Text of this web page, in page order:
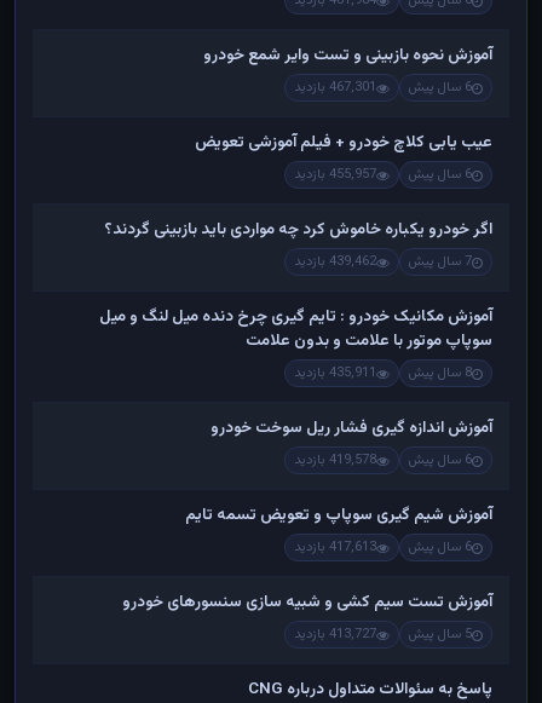
آموزش نحوه بازبینی و تست وایر شمع خودرو
6 سال پیش 467,301 بازدید
عیب یابی کلاچ خودرو + فیلم آموزشی تعویض
6 سال پیش 455,957 بازدید
اگر خودرو یکباره خاموش کرد چه مواردی باید بازبینی گردند؟
7 سال پیش 439,462 بازدید
آموزش مکانیک خودرو : تایم گیری چرخ دنده میل لنگ و میل
سوپاپ موتور با علامت و بدون علامت
8 سال پیش 435,911 بازدید
آموزش اندازه گیری فشار ریل سوخت خودرو
6 سال پیش 419,578 بازدید
آموزش شیم گیری سوپاپ و تعویض تسمه تایم
6 سال پیش 417,613 بازدید
آموزش تست سیم کشی و شبیه سازی سنسورهای خودرو
5 سال پیش 413,727 بازدید
پاسخ به سئوالات متداول درباره CNG